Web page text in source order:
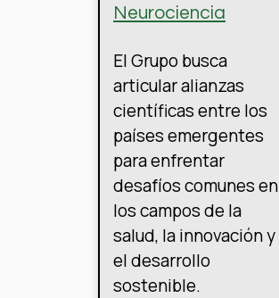
Neurociencia
El Grupo busca
articular alianzas
científicas entre los
países emergentes
para enfrentar
desafíos comunes en
los campos de la
salud, la innovación y
el desarrollo
sostenible.